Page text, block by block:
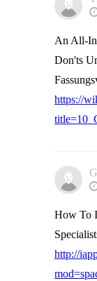
An All-
Don'ts
https://
How To
http://